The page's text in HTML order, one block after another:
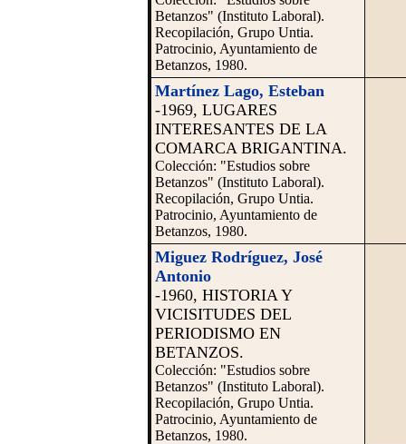
Betanzos" (Instituto Laboral).
Recopilación, Grupo Untia.
Patrocinio, Ayuntamiento de
Betanzos, 1980.
Martínez Lago, Esteban
-1969, LUGARES
INTERESANTES DE LA
COMARCA BRIGANTINA.
Colección: "Estudios sobre
Betanzos" (Instituto Laboral).
Recopilación, Grupo Untia.
Patrocinio, Ayuntamiento de
Betanzos, 1980.
Miguez Rodríguez, José
Antonio
-1960, HISTORIA Y
VICISITUDES DEL
PERIODISMO EN
BETANZOS.
Colección: "Estudios sobre
Betanzos" (Instituto Laboral).
Recopilación, Grupo Untia.
Patrocinio, Ayuntamiento de
Betanzos, 1980.